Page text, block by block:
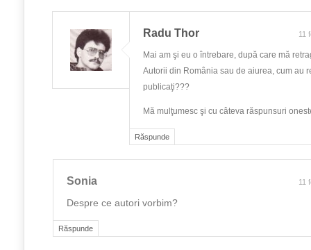
Răspunde
Radu Thor 11
Mai am şi eu o întrebare, după care mă
Autorii din România sau de aiurea, cum au
publicaţi???
Mă mulţumesc şi cu câteva răspunsuri
Răspunde
Sonia 11
Despre ce autori vorbim?